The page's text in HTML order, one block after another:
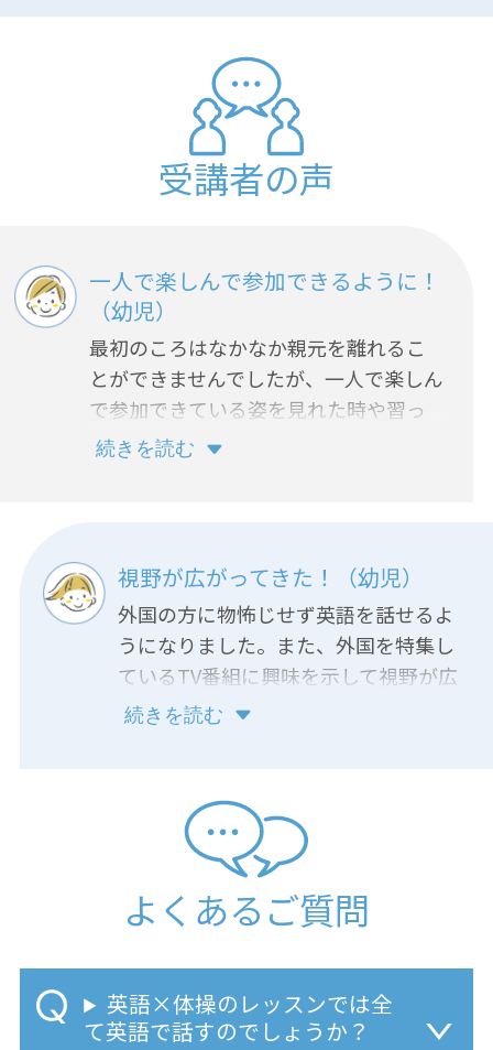
受講者の声
一人で楽しんで参加できるように！
（幼児）
最初のころはなかなか親元を離れるこ
とができませんでしたが、一人で楽しん
で参加できている姿を見れた時や習っ
た言葉を家で自然と口にした時に成長
続きを読む
視野が広がってきた！（幼児）
外国の方に物怖じせず英語を話せるよ
うになりました。また、外国を特集し
ているTV番組に興味を示して視野が広
がってきていると感じます。
続きを読む
よくあるご質問
英語×体操のレッスンでは全
て英語で話すのでしょうか？